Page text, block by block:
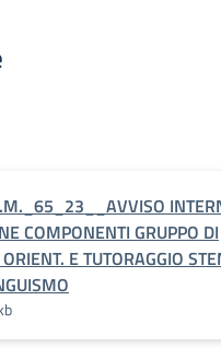
COMPONENTI GRUPPO DI
E TUTORAGGIO